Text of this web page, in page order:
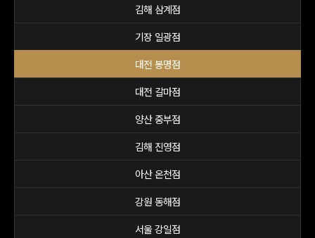
김해 삼계점
기장 일광점
대전 봉명점
대전 갈마점
양산 중부점
김해 진영점
아산 온천점
강원 동해점
서울 강일점